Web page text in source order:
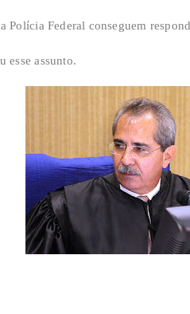
Federal conseguem
esse assunto.